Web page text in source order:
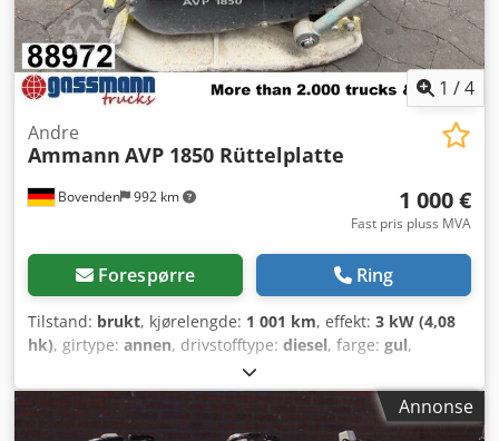
fundamenter Tilstand: Brukt, komplett maskin. HATZ-motor
– en robust og anerkjent dieselaggregat.
1 /4
Bovenden 992 km
Andre
Ammann AVP 1850 Rüttelplatte
1 000 €
Fast pris pluss MVA
Forespørre Ring
Tilstand: brukt, kjørelengde: 1 001 km, effekt: 3 kW (4,08
hk), girtype: annen, drivstofftype: diesel, farge: gul,
, første registrering:
2006, førerhus:annen,
Annonse